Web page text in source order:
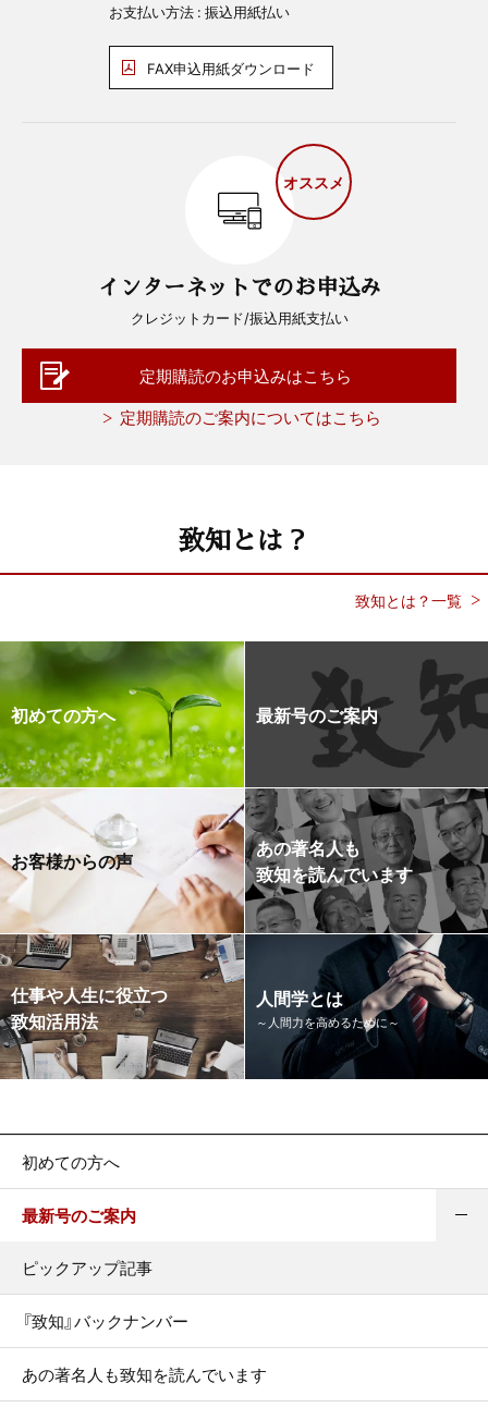
お支払い方法 : 振込用紙払い
FAX申込用紙ダウンロード
オススメ
インターネットでのお申込み
クレジットカード/振込用紙支払い
定期購読のお申込みはこちら
定期購読のご案内についてはこちら
致知とは？
致知とは？一覧
初めての方へ 最新号のご案内
お客様からの声
あの著名人も
致知を読んでいます
仕事や人生に役立つ
致知活用法
人間学とは
～人間力を高めるために～
初めての方へ
最新号のご案内
ピックアップ記事
『致知』バックナンバー
あの著名人も致知を読んでいます